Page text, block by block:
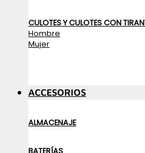
CULOTES Y CULOTES CON
Hombre
Mujer
ACCESORIOS
ALMACENAJE
BATERÍAS